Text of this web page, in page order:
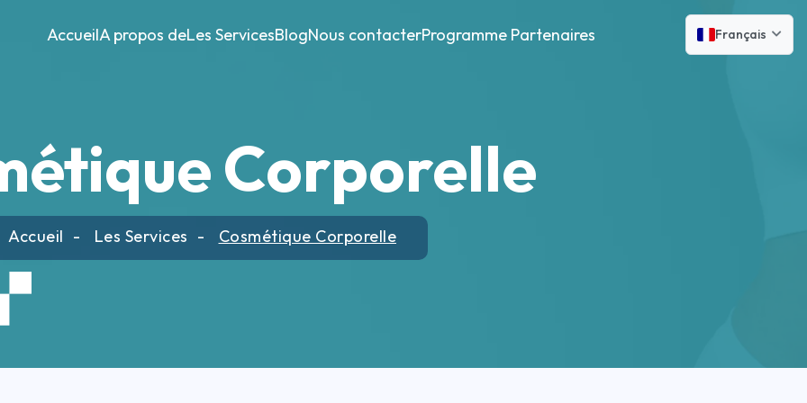
AccueilA propos deLes ServicesBlogNous contacterProgramme Partenaires Français
Corporelle
Accueil Les Services Cosmétique Corporelle